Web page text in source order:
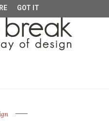
GOT IT